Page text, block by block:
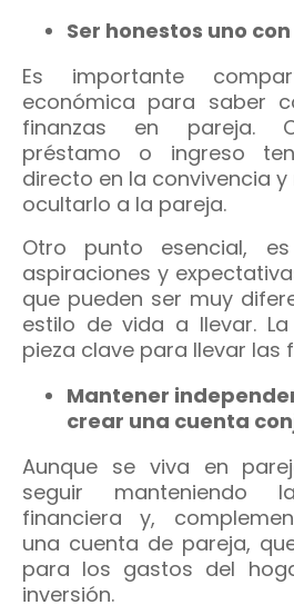
Ser honestos uno
Es importante
económica para saber
finanzas en pareja.
préstamo o ingreso
directo en la convivencia
ocultarlo a la pareja.
Otro punto esencial,
aspiraciones y
que pueden ser muy
estilo de vida a llevar.
pieza clave para llevar las
Mantener
crear una cuenta
Aunque se viva en
seguir manteniendo
financiera y,
una cuenta de pareja,
para los gastos del
inversión.